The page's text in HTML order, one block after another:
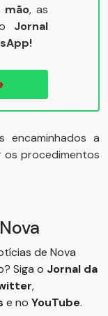
mão, as
Jornal
a
os procedimentos
de Nova
Siga o Jornal da
,
e no YouTube.